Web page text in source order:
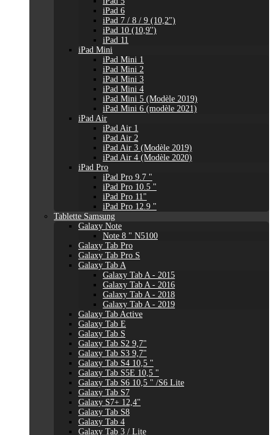
iPad 6
iPad 7 / 8 / 9 (10,2")
iPad 10 (10,9'')
iPad 11
iPad Mini
iPad Mini 1
iPad Mini 2
iPad Mini 3
iPad Mini 4
iPad Mini 5 (Modèle 2019)
iPad Mini 6 (modèle 2021)
iPad Air
iPad Air 1
iPad Air 2
iPad Air 3 (Modèle 2019)
iPad Air 4 (Modèle 2020)
iPad Pro
iPad Pro 9.7 "
iPad Pro 10.5 "
iPad Pro 11"
iPad Pro 12.9 "
Tablette Samsung
Galaxy Note
Note 8 " N5100
Galaxy Tab Pro
Galaxy Tab Pro S
Galaxy Tab A
Galaxy Tab A - 2015
Galaxy Tab A - 2016
Galaxy Tab A - 2018
Galaxy Tab A - 2019
Galaxy Tab Active
Galaxy Tab E
Galaxy Tab S
Galaxy Tab S2 9,7"
Galaxy Tab S3 9,7"
Galaxy Tab S4 10,5 "
Galaxy Tab S5E 10,5 "
Galaxy Tab S6 10,5 " /S6 Lite
Galaxy Tab S7
Galaxy S7+ 12,4"
Galaxy Tab S8
Galaxy Tab 4
Galaxy Tab 3 / Lite